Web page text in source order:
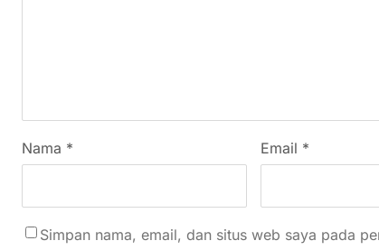
Nama * Email *
Simpan nama, email, dan situs web saya pada